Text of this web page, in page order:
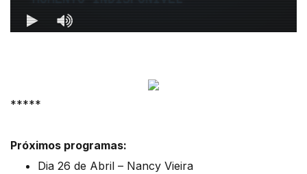
*****
Próximos programas:
Dia 26 de Abril – Nancy Vieira